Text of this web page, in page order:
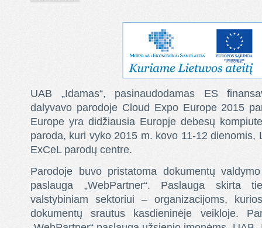
UAB „Idamas“, pasinaudodamas ES
dalyvavo parodoje Cloud Expo Europe 2015
Europe yra didžiausia Europje debesų
paroda, kuri vyko 2015 m. kovo 11-12 dienomis,
ExCeL parodų centre.
Parodoje buvo pristatoma dokumentų
paslauga „WebPartner“. Paslauga skirta
valstybiniam sektoriui – organizacijoms,
dokumentų srautus kasdieninėje veikloje.